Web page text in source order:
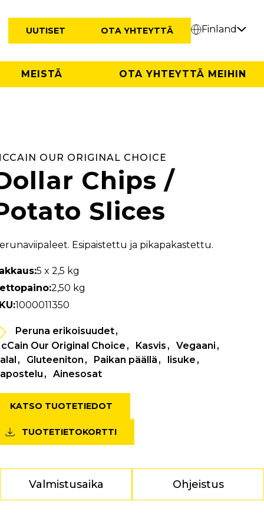
UUTISET OTA YHTEYTTÄ Finland
MEISTÄ OTA YHTEYTTÄ MEIHIN
OUR ORIGINAL CHOICE
Chips /
Slices
Esipaistettu ja pikapakastettu.
5 x 2,5 kg
2,50 kg
1000011350
Peruna erikoisuudet
Our Original Choice
Kasvis
Vegaani
Gluteeniton Paikan päällä
lisuke
Ainesosat
KATSO TUOTETIEDOT
TUOTETIETOKORTTI
Valmistusaika Ohjeistus